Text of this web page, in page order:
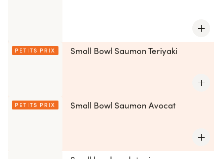
bouchée est une explosion de saveurs, une
gastronomique unique.
PETITS PRIX Small Bowl Saumon Teriyaki
PETITS PRIX Small Bowl Saumon Avocat